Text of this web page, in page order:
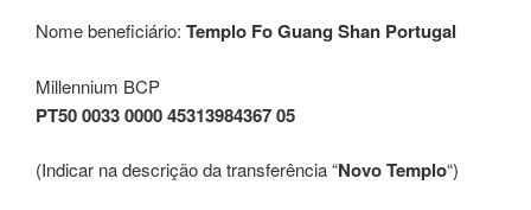
Nome beneficiário: Templo Fo Guang Shan Portugal
Millennium BCP
PT50 0033 0000 45313984367 05
(Indicar na descrição da transferência “Novo Templo“)